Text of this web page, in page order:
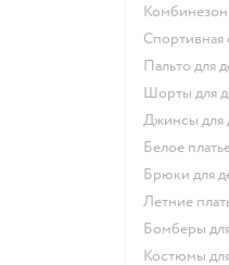
Пальто для
Шорты для
Джинсы для
Белое
Брюки для
Летние
Бомберы
Костюмы